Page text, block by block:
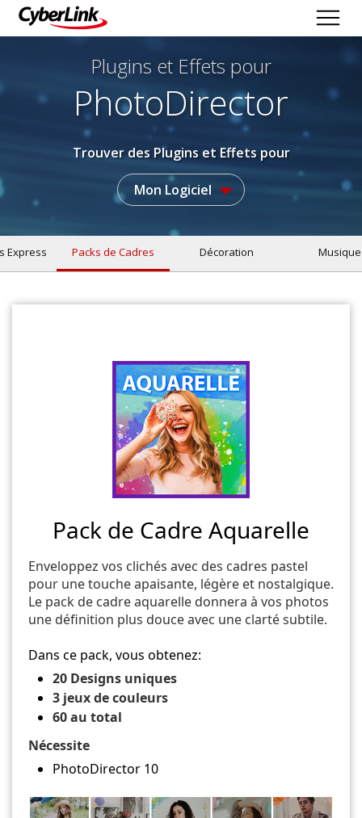
Plugins et Effets pour
PhotoDirector
Trouver des Plugins et Effets pour
Mon Logiciel
Express Packs de Cadres Décoration Musique
Pack de Cadre Aquarelle
Enveloppez vos clichés avec des cadres pastel
pour une touche apaisante, légère et nostalgique.
Le pack de cadre aquarelle donnera à vos photos
une définition plus douce avec une clarté subtile.
Dans ce pack, vous obtenez:
20 Designs uniques
3 jeux de couleurs
60 au total
Nécessite
PhotoDirector 10